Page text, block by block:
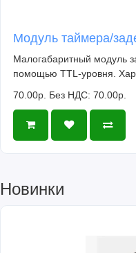
Модуль таймера/
Малогабаритный модуль
помощью TTL-уровня.
70.00р. Без НДС: 70.00р.
Новинки